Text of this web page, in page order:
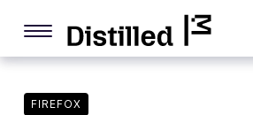
content
Life Online
FIREFOX